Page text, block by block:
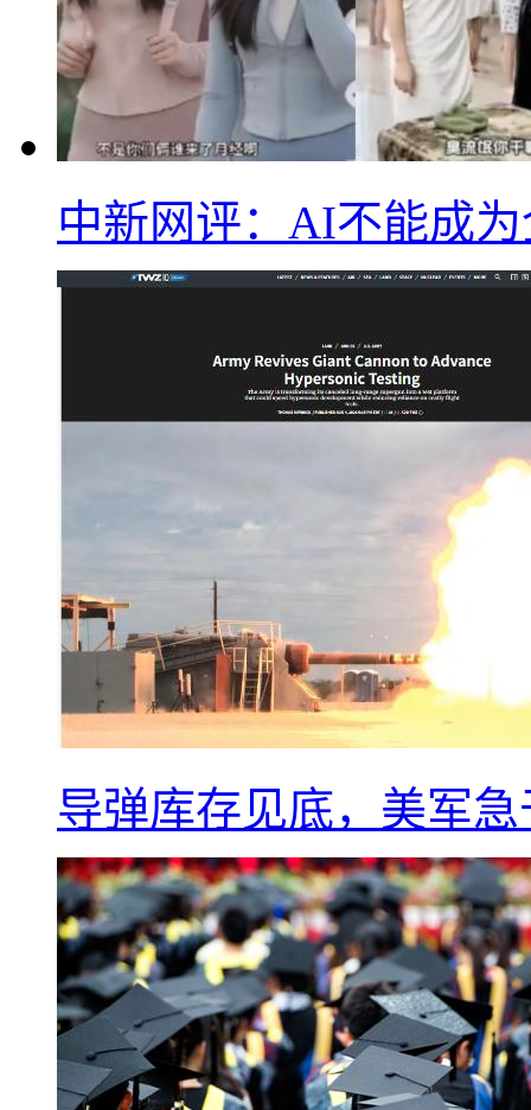
中新网评：AI不能成
导弹库存见底，美军